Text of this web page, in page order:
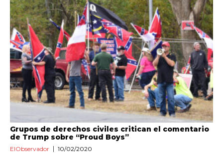
Grupos de derechos civiles critican el comentario
de Trump sobre “Proud Boys”
ElObservador 10/02/2020